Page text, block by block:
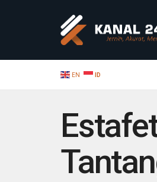
EN ID